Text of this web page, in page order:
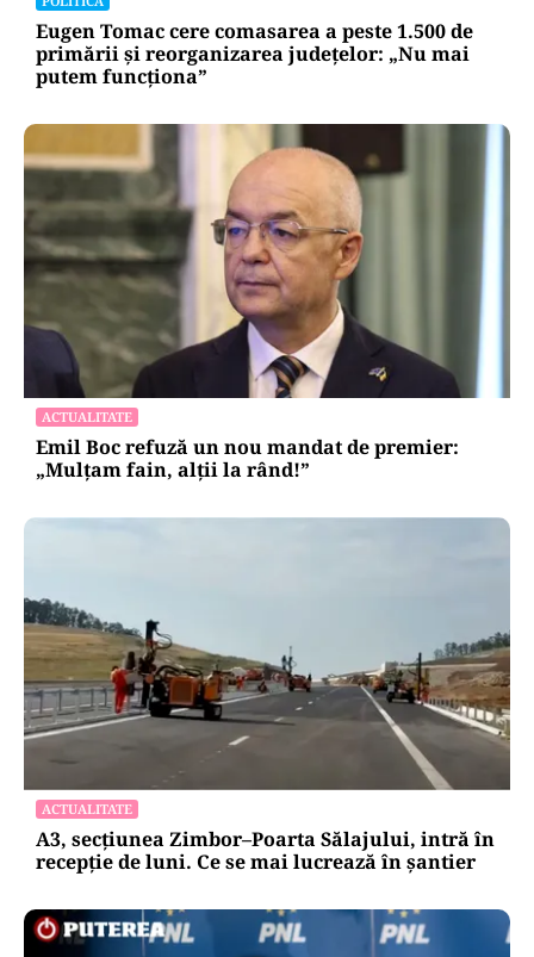
Eugen Tomac cere comasarea a peste 1.500 de
primării și reorganizarea județelor: „Nu mai
putem funcționa”
ACTUALITATE
Emil Boc refuză un nou mandat de premier:
„Mulțam fain, alții la rând!”
ACTUALITATE
A3, secțiunea Zimbor–Poarta Sălajului, intră în
recepție de luni. Ce se mai lucrează în șantier